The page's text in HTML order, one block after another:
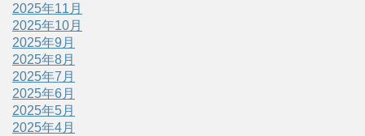
2025年11月
2025年10月
2025年9月
2025年8月
2025年7月
2025年6月
2025年5月
2025年4月